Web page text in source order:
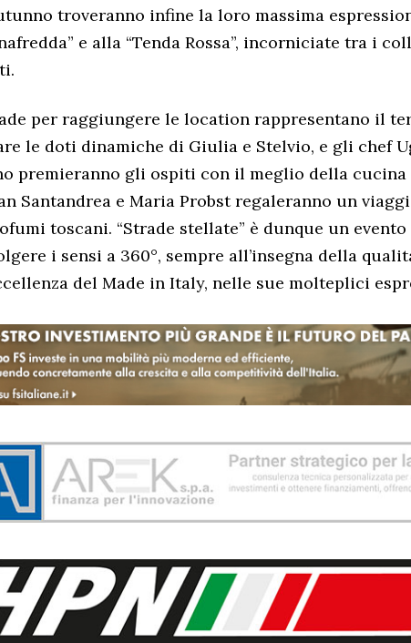
troveranno infine la loro massima
e alla “Tenda Rossa”, incorniciate tra i
per raggiungere le location rappresentano il
le doti dinamiche di Giulia e Stelvio, e gli chef
premieranno gli ospiti con il meglio della cucina
Santandrea e Maria Probst regaleranno un
toscani. “Strade stellate” è dunque un
i sensi a 360°, sempre all’insegna della
del Made in Italy, nelle sue molteplici